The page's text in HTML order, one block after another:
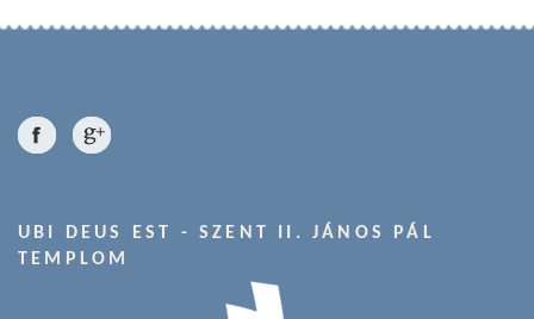
UBI DEUS EST - SZENT II. JÁNOS PÁL
TEMPLOM